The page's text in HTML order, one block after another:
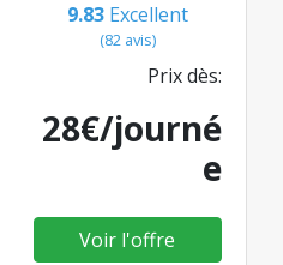
9.83 Excellent
(82 avis)
Prix dès:
28€/journé
e
Voir l'offre